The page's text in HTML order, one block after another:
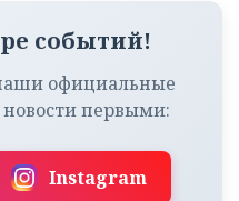
событий!
официальные
первыми:
Instagram